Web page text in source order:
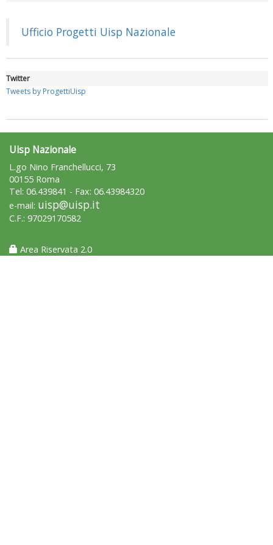
rivoluzioni"
Tiziano Pesce a Radio InBlu2000 traccia il bilancio della stagione
Ufficio Progetti Uisp Nazionale
Twitter
Tweets by ProgettiUisp
Uisp Nazionale
L.go Nino Franchellucci, 73
00155 Roma
Tel: 06.439841 - Fax: 06.43984320
e-mail: uisp@uisp.it
C.F.: 97029170582
Area Riservata 2.0